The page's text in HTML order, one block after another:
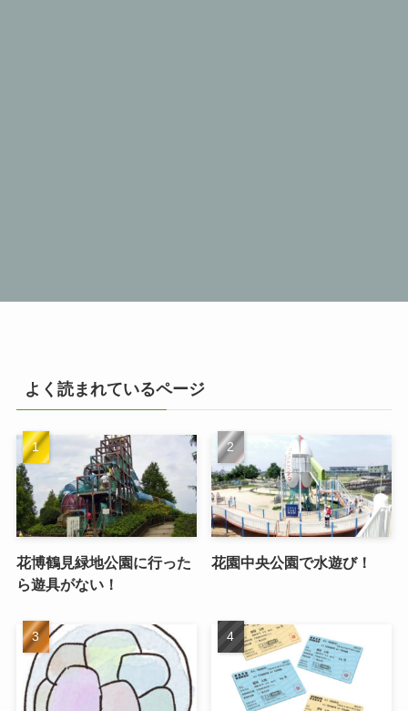
よく読まれているページ
花博鶴見緑地公園に行った
ら遊具がない！
花園中央公園で水遊び！